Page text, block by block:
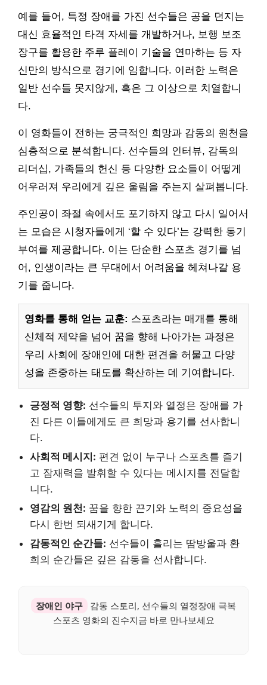
예를 들어, 특정 장애를 가진 선수들은 공을 던지는
대신 효율적인 타격 자세를 개발하거나, 보행 보조
장구를 활용한 주루 플레이 기술을 연마하는 등 자
신만의 방식으로 경기에 임합니다. 이러한 노력은
일반 선수들 못지않게, 혹은 그 이상으로 치열합니
다.
이 영화들이 전하는 궁극적인 희망과 감동의 원천을
심층적으로 분석합니다. 선수들의 인터뷰, 감독의
리더십, 가족들의 헌신 등 다양한 요소들이 어떻게
어우러져 우리에게 깊은 울림을 주는지 살펴봅니다.
주인공이 좌절 속에서도 포기하지 않고 다시 일어서
는 모습은 시청자들에게 ‘할 수 있다’는 강력한 동기
부여를 제공합니다. 이는 단순한 스포츠 경기를 넘
어, 인생이라는 큰 무대에서 어려움을 헤쳐나갈 용
기를 줍니다.
영화를 통해 얻는 교훈: 스포츠라는 매개를 통해
신체적 제약을 넘어 꿈을 향해 나아가는 과정은
우리 사회에 장애인에 대한 편견을 허물고 다양
성을 존중하는 태도를 확산하는 데 기여합니다.
긍정적 영향: 선수들의 투지와 열정은 장애를 가
진 다른 이들에게도 큰 희망과 용기를 선사합니
다.
사회적 메시지: 편견 없이 누구나 스포츠를 즐기
고 잠재력을 발휘할 수 있다는 메시지를 전달합
니다.
영감의 원천: 꿈을 향한 끈기와 노력의 중요성을
다시 한번 되새기게 합니다.
감동적인 순간들: 선수들이 흘리는 땀방울과 환
희의 순간들은 깊은 감동을 선사합니다.
장애인 야구
감동 스토리, 선수들의 열정장애 극복
스포츠 영화의 진수지금 바로 만나보세요